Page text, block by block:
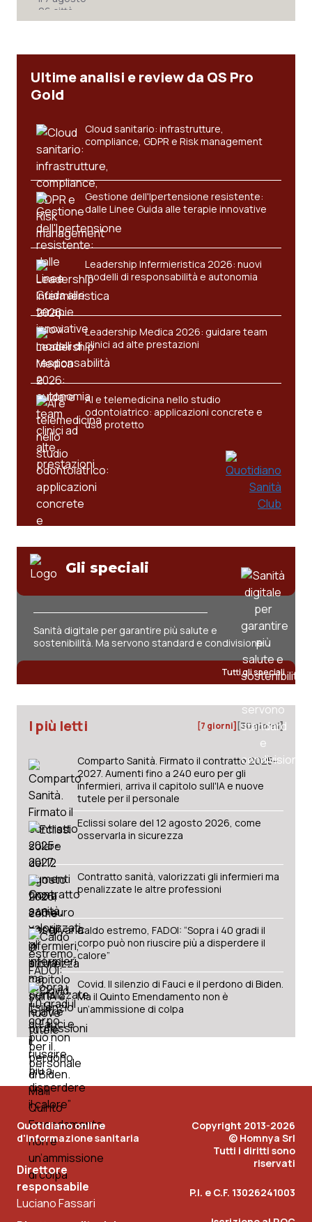
Ultime analisi e review da QS Pro
Gold
Cloud sanitario: infrastrutture,
compliance, GDPR e Risk management
Gestione dell'Ipertensione resistente:
dalle Linee Guida alle terapie innovative
Leadership Infermieristica 2026: nuovi
modelli di responsabilità e autonomia
Leadership Medica 2026: guidare team
clinici ad alte prestazioni
AI e telemedicina nello studio
odontoiatrico: applicazioni concrete e
uso protetto
Gli speciali
Sanità digitale per garantire più salute e
sostenibilità. Ma servono standard e condivisione
Tutti gli speciali
I più letti [7 giorni] [30 giorni]
Comparto Sanità. Firmato il contratto 2025-
2027. Aumenti fino a 240 euro per gli
infermieri, arriva il capitolo sull'IA e nuove
tutele per il personale
Eclissi solare del 12 agosto 2026, come
osservarla in sicurezza
Contratto sanità, valorizzati gli infermieri ma
penalizzate le altre professioni
Caldo estremo, FADOI: “Sopra i 40 gradi il
corpo può non riuscire più a disperdere il
calore”
Covid. Il silenzio di Fauci e il perdono di Biden.
Ma il Quinto Emendamento non è
un’ammissione di colpa
Quotidiano online
d'informazione sanitaria
Direttore
responsabile
Luciano Fassari
Copyright 2013-2026
© Homnya Srl
Tutti i diritti sono
riservati
P.I. e C.F. 13026241003